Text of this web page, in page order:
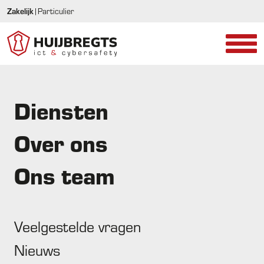
Zakelijk|Particulier
Diensten
Over ons
Ons team
Veelgestelde vragen
Nieuws
Bedrijfsbeveiliging &
camerabewaking
ongewenste bezoekers snel in beeld.